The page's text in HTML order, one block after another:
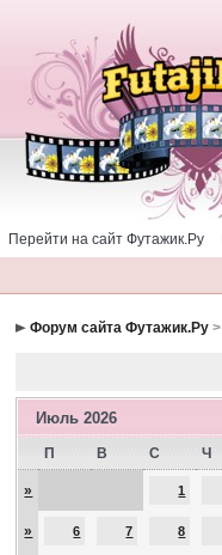
Перейти на сайт Футажик.Ру
Форум сайта Футажик.Ру >
Июль 2026
П В С Ч
» 1
» 6 7 8